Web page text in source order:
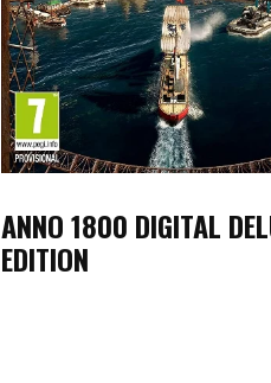
ANNO 1800 DIGITAL
EDITION